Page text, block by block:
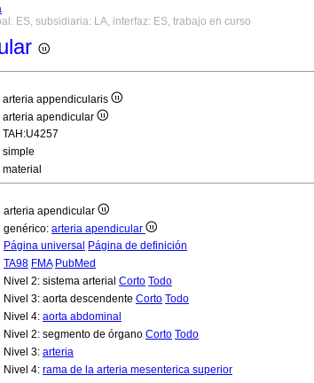
ES, subsidiaria: LA, interfaz: ES, trabajo en curso
arteria appendicularis
arteria apendicular
TAH:U4257
simple
material
arteria apendicular
genérico: arteria apendicular
Página universal Página de definición
TA98 FMA PubMed
Nivel 2: sistema arterial Corto Todo
Nivel 3: aorta descendente Corto Todo
Nivel 4: aorta abdominal
Nivel 2: segmento de órgano Corto Todo
Nivel 3: arteria
Nivel 4: rama de la arteria mesenterica superior